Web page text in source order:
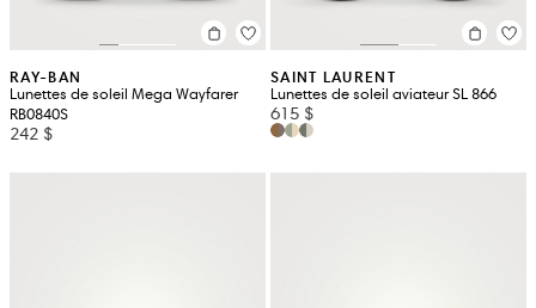
RAY-BAN
Lunettes de soleil Mega Wayfarer
RB0840S
242 $
SAINT LAURENT
Lunettes de soleil aviateur SL 866
615 $